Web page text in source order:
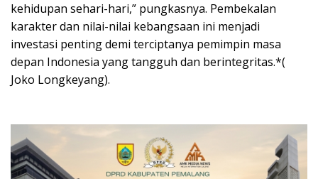
kehidupan sehari-hari,” pungkasnya. Pembekalan
karakter dan nilai-nilai kebangsaan ini menjadi
investasi penting demi terciptanya pemimpin masa
depan Indonesia yang tangguh dan berintegritas.*(
Joko Longkeyang).